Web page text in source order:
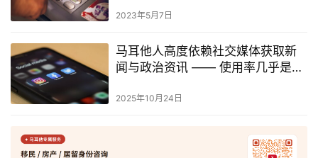
2023年5月7日
马耳他人高度依赖社交媒体获取新
闻与政治资讯 —— 使用率几乎是欧
2025年10月24日